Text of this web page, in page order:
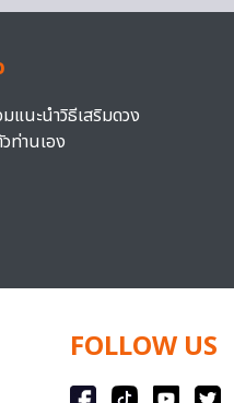
แนะนำวิธีเสริมดวง
ท่านเอง
FOLLOW US